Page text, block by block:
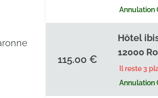
Annulation
115.00 €
Hôtel
12000
Il reste 3
Annulation